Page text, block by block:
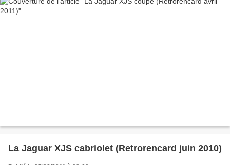
La Jaguar XJS cabriolet (Retrorencard juin 2010)